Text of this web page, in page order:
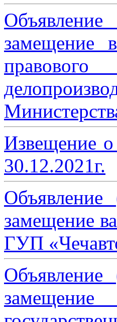
замещение
Извещение
30.12.2021г.
замещение
ГУП